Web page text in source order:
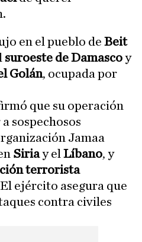
en el pueblo de Beit
suroeste de Damascoy
Golán, ocupada por
que su operación
sospechosos
Jamaa
Siriay el Líbano, y
terrorista
ejército asegura que
contra civiles